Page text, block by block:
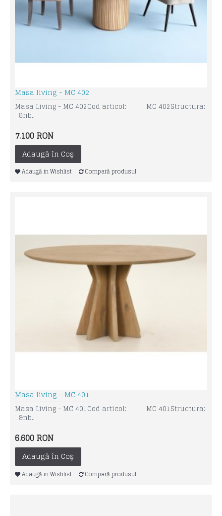
Masa living - MC 402
Masa Living - MC 402Cod articol: MC 402Structura:
&nb..
7.100 RON
Adaugă în Coş
Adaugă in Wishlist Compară produsul
Masa living - MC 401
Masa Living - MC 401Cod articol: MC 401Structura:
&nb..
6.600 RON
Adaugă în Coş
Adaugă in Wishlist Compară produsul